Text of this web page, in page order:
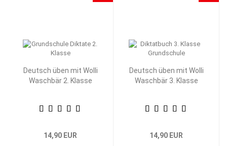
Deutsch üben mit Wolli
Waschbär 2. Klasse
14,90 EUR
Deutsch üben mit Wolli
Waschbär 3. Klasse
14,90 EUR